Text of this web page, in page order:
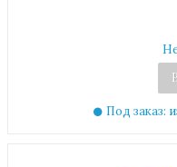
Под заказ: